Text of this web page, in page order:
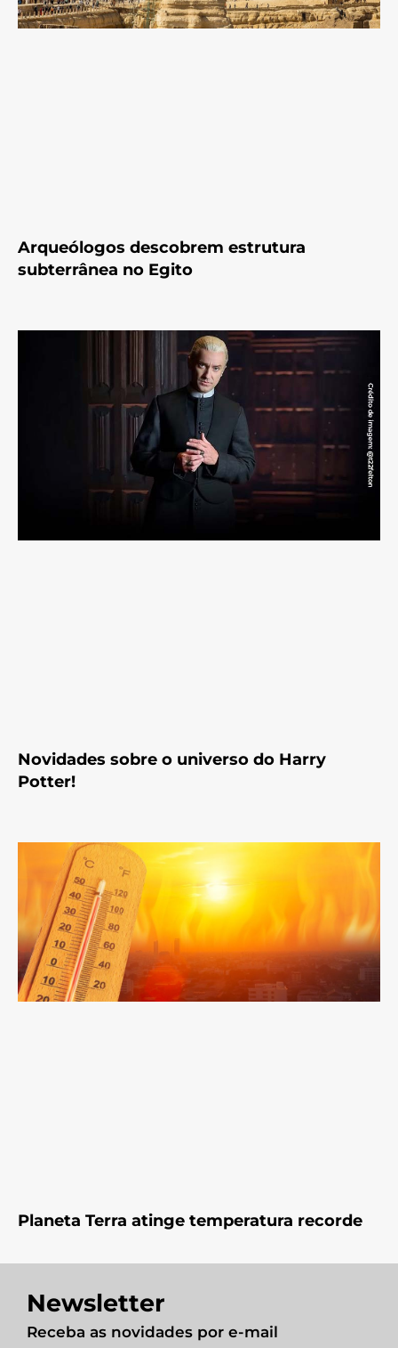
Arqueólogos descobrem estrutura
subterrânea no Egito
Novidades sobre o universo do Harry
Potter!
Planeta Terra atinge temperatura recorde
Newsletter
Receba as novidades por e-mail